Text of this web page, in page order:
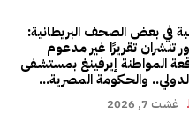
في بعض الصحف البريطانية:
تنشران تقريرًا غير مدعوم
المواطنة إيرفينغ بمستشفى
والحكومة المصرية...
غشت 7, 2026